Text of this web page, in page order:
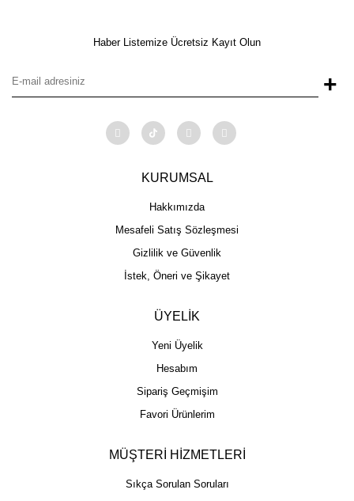
Haber Listemize Ücretsiz Kayıt Olun
+
KURUMSAL
Hakkımızda
Mesafeli Satış Sözleşmesi
Gizlilik ve Güvenlik
İstek, Öneri ve Şikayet
ÜYELİK
Yeni Üyelik
Hesabım
Sipariş Geçmişim
Favori Ürünlerim
MÜŞTERİ HİZMETLERİ
Sıkça Sorulan Soruları